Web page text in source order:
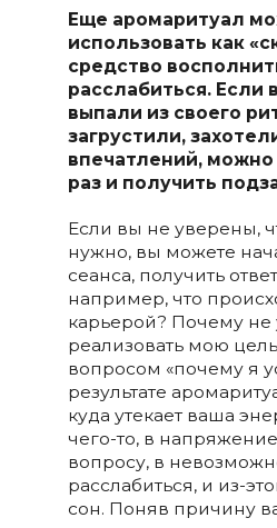
Еще аромаритуал
использовать как
средство
расслабиться. Если
выпали из своего
загрустили,
впечатлений,
раз и получить
Если вы не уверены,
нужно, вы можете
сеанса, получить
например, что
карьерой? Почему не
реализовать мою
вопросом «почему я
результате
куда утекает ваша
чего-то, в
вопросу, в
расслабиться, и из-
сон. Поняв причину